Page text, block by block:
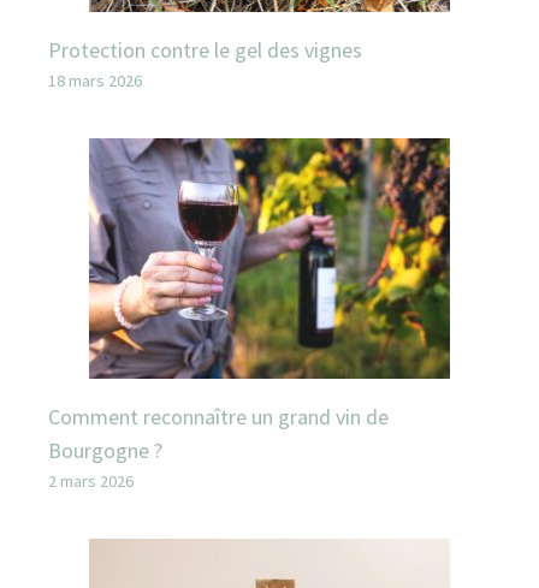
Protection contre le gel des vignes
18 mars 2026
Comment reconnaître un grand vin de
Bourgogne ?
2 mars 2026